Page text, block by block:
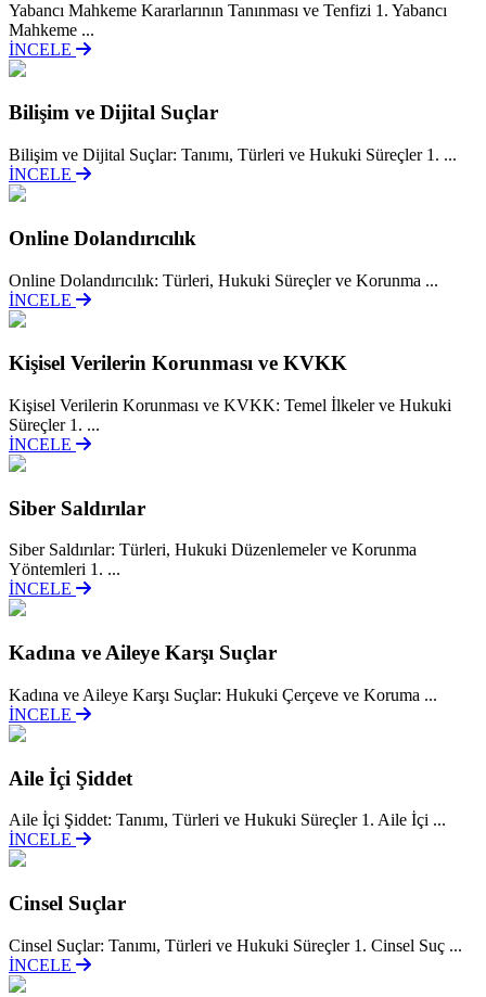
Yabancı Mahkeme Kararlarının Tanınması ve Tenfizi 1. Yabancı
Mahkeme ...
İNCELE
Bilişim ve Dijital Suçlar
Bilişim ve Dijital Suçlar: Tanımı, Türleri ve Hukuki Süreçler 1. ...
İNCELE
Online Dolandırıcılık
Online Dolandırıcılık: Türleri, Hukuki Süreçler ve Korunma ...
İNCELE
Kişisel Verilerin Korunması ve KVKK
Kişisel Verilerin Korunması ve KVKK: Temel İlkeler ve Hukuki
Süreçler 1. ...
İNCELE
Siber Saldırılar
Siber Saldırılar: Türleri, Hukuki Düzenlemeler ve Korunma
Yöntemleri 1. ...
İNCELE
Kadına ve Aileye Karşı Suçlar
Kadına ve Aileye Karşı Suçlar: Hukuki Çerçeve ve Koruma ...
İNCELE
Aile İçi Şiddet
Aile İçi Şiddet: Tanımı, Türleri ve Hukuki Süreçler 1. Aile İçi ...
İNCELE
Cinsel Suçlar
Cinsel Suçlar: Tanımı, Türleri ve Hukuki Süreçler 1. Cinsel Suç ...
İNCELE